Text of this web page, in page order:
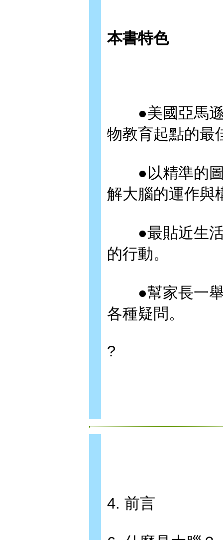
本書特色
●美國亞馬遜
物教育起點的最
●以精準的圖
解大腦的運作與
●最貼近生活
的行動。
●幫家長一舉
各種疑問。
?
4. 前言